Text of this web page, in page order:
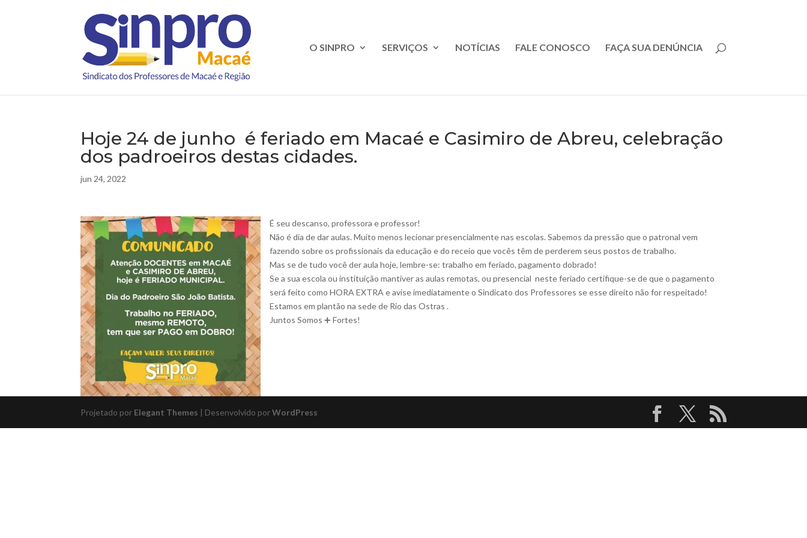
O SINPRO SERVIÇOS NOTÍCIAS FALE CONOSCO FAÇA SUA DENÚNCIA
Hoje 24 de junho é feriado em Macaé e Casimiro de Abreu, celebração
dos padroeiros destas cidades.
jun 24, 2022
É seu descanso, professora e professor!
Não é dia de dar aulas. Muito menos lecionar presencialmente nas escolas. Sabemos da pressão que o patronal vem
fazendo sobre os profissionais da educação e do receio que vocês têm de perderem seus postos de trabalho.
Mas se de tudo você der aula hoje, lembre-se: trabalho em feriado, pagamento dobrado!
Se a sua escola ou instituição mantiver as aulas remotas, ou presencial neste feriado certifique-se de que o pagamento
será feito como HORA EXTRA e avise imediatamente o Sindicato dos Professores se esse direito não for respeitado!
Estamos em plantão na sede de Rio das Ostras .
Juntos Somos ➕ Fortes!
Projetado por Elegant Themes | Desenvolvido porWordPress